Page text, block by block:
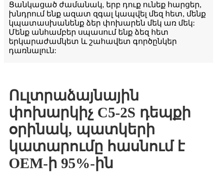
Ցանկացած ժամանակ, երբ դուք ունեք հարցեր,
խնդրում ենք ազատ զգալ կապվել մեզ հետ, մենք
կպատասխանենք ձեր փոխարեն մեկ առ մեկ:
Մենք անհամբեր սպասում ենք ձեզ հետ
երկարաժամկետ և շահավետ գործընկեր
դառնալուն:
Ուլտրաձայնային
փոխարկիչ C5-2S դեպքի
օրինակ, պատկերի
կատարումը հասնում է
OEM-ի 95%-ին